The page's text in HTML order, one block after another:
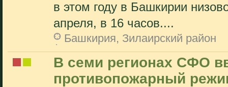
в этом году в Башкирии
апреля, в 16 часов....
Башкирия, Зилаирский район
В семи регионах СФО
противопожарный